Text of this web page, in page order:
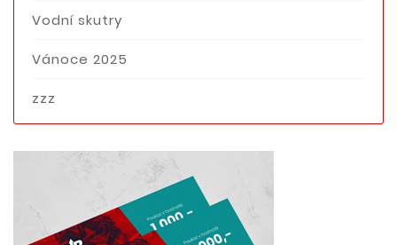
Vodní skutry
Vánoce 2025
zzz